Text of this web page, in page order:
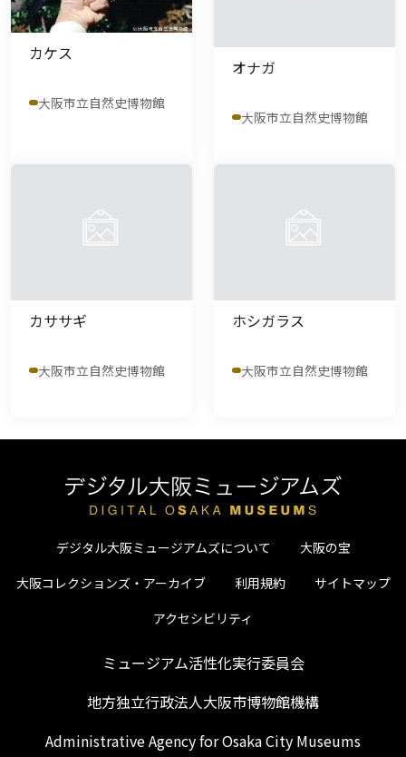
カケス
大阪市立自然史博物館
オナガ
大阪市立自然史博物館
カササギ
大阪市立自然史博物館
ホシガラス
大阪市立自然史博物館
デジタル大阪ミュージアムズについて
大阪の宝
大阪コレクションズ・アーカイブ
利用規約
サイトマップ
アクセシビリティ
ミュージアム活性化実行委員会
地方独立行政法人大阪市博物館機構
Administrative Agency for Osaka City Museums